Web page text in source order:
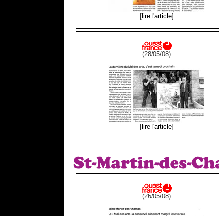
[lire l'article]
(28/05/08)
[lire l'article]
(26/05/08)